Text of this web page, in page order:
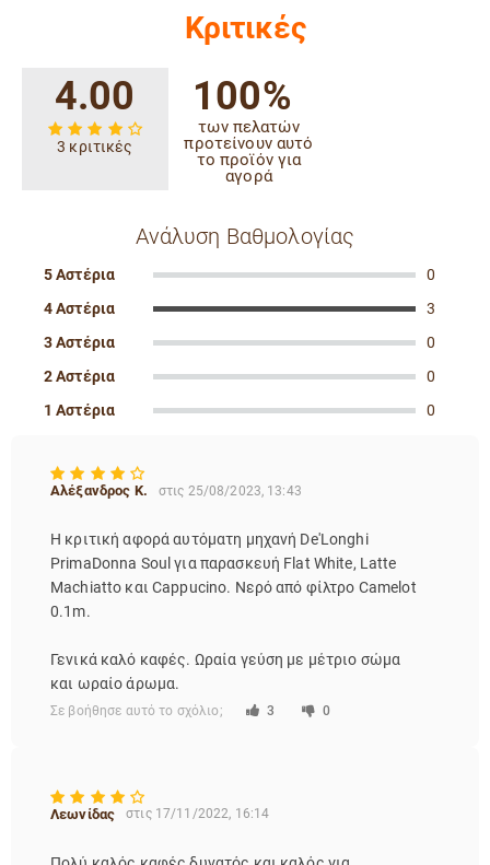
Κριτικές
4.00
3 κριτικές
100%
των πελατών
προτείνουν αυτό
το προϊόν για
αγορά
Ανάλυση Βαθμολογίας
5 Αστέρια
0
4 Αστέρια
3
3 Αστέρια
0
2 Αστέρια
0
1 Αστέρια
0
Αλέξανδρος Κ. στις 25/08/2023, 13:43
Η κριτική αφορά αυτόματη μηχανή De'Longhi
PrimaDonna Soul για παρασκευή Flat White, Latte
Machiatto και Cappucino. Νερό από φίλτρο Camelot
0.1m.
Γενικά καλό καφές. Ωραία γεύση με μέτριο σώμα
και ωραίο άρωμα.
Σε βοήθησε αυτό το σχόλιο; 3 0
Λεωνίδας στις 17/11/2022, 16:14